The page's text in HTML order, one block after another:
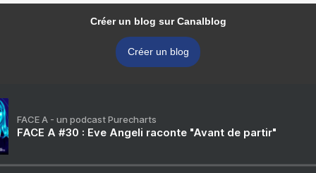
Créer un blog sur Canalblog
Créer un blog
FACE A - un podcast Purecharts
FACE A #30 : Eve Angeli raconte "Avant de partir"